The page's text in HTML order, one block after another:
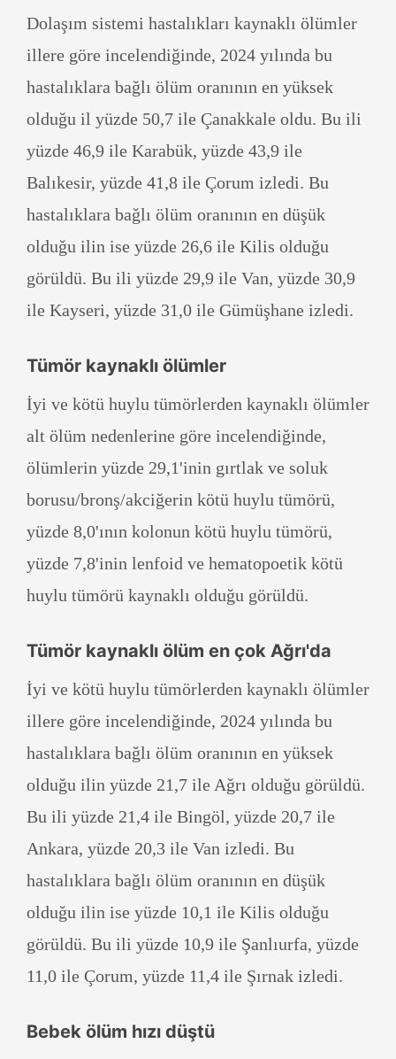
Dolaşım sistemi hastalıkları kaynaklı ölümler
illere göre incelendiğinde, 2024 yılında bu
hastalıklara bağlı ölüm oranının en yüksek
olduğu il yüzde 50,7 ile Çanakkale oldu. Bu ili
yüzde 46,9 ile Karabük, yüzde 43,9 ile
Balıkesir, yüzde 41,8 ile Çorum izledi. Bu
hastalıklara bağlı ölüm oranının en düşük
olduğu ilin ise yüzde 26,6 ile Kilis olduğu
görüldü. Bu ili yüzde 29,9 ile Van, yüzde 30,9
ile Kayseri, yüzde 31,0 ile Gümüşhane izledi.
Tümör kaynaklı ölümler
İyi ve kötü huylu tümörlerden kaynaklı ölümler
alt ölüm nedenlerine göre incelendiğinde,
ölümlerin yüzde 29,1'inin gırtlak ve soluk
borusu/bronş/akciğerin kötü huylu tümörü,
yüzde 8,0'ının kolonun kötü huylu tümörü,
yüzde 7,8'inin lenfoid ve hematopoetik kötü
huylu tümörü kaynaklı olduğu görüldü.
Tümör kaynaklı ölüm en çok Ağrı'da
İyi ve kötü huylu tümörlerden kaynaklı ölümler
illere göre incelendiğinde, 2024 yılında bu
hastalıklara bağlı ölüm oranının en yüksek
olduğu ilin yüzde 21,7 ile Ağrı olduğu görüldü.
Bu ili yüzde 21,4 ile Bingöl, yüzde 20,7 ile
Ankara, yüzde 20,3 ile Van izledi. Bu
hastalıklara bağlı ölüm oranının en düşük
olduğu ilin ise yüzde 10,1 ile Kilis olduğu
görüldü. Bu ili yüzde 10,9 ile Şanlıurfa, yüzde
11,0 ile Çorum, yüzde 11,4 ile Şırnak izledi.
Bebek ölüm hızı düştü